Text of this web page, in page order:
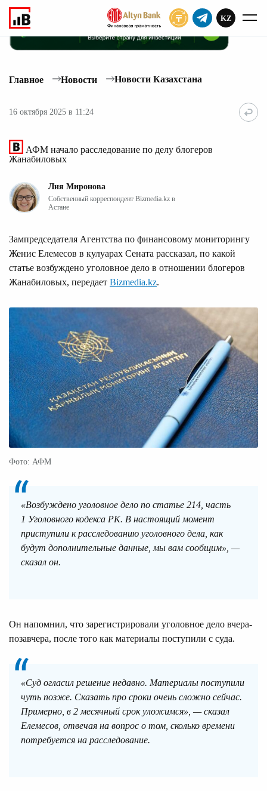
KZ
Главное Новости Новости Казахстана
16 октября 2025 в 11:24
АФМ начало расследование по делу блогеров
Жанабиловых
Лия Миронова
Собственный корреспондент Bizmedia.kz в
Астане
Зампредседателя Агентства по финансовому мониторингу
Женис Елемесов в кулуарах Сената рассказал, по какой
статье возбуждено уголовное дело в отношении блогеров
Жанабиловых, передает Bizmedia.kz.
Фото: АФМ
«Возбуждено уголовное дело по статье 214, часть
1 Уголовного кодекса РК. В настоящий момент
приступили к расследованию уголовного дела, как
будут дополнительные данные, мы вам сообщим», —
сказал он.
Он напомнил, что зарегистрировали уголовное дело вчера-
позавчера, после того как материалы поступили с суда.
«Суд огласил решение недавно. Материалы поступили
чуть позже. Сказать про сроки очень сложно сейчас.
Примерно, в 2 месячный срок уложимся», — сказал
Елемесов, отвечая на вопрос о том, сколько времени
потребуется на расследование.